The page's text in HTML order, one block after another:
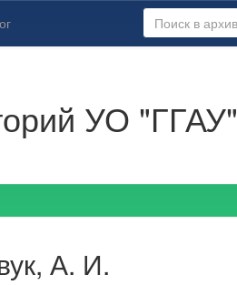
УО "ГГАУ"
А. И.